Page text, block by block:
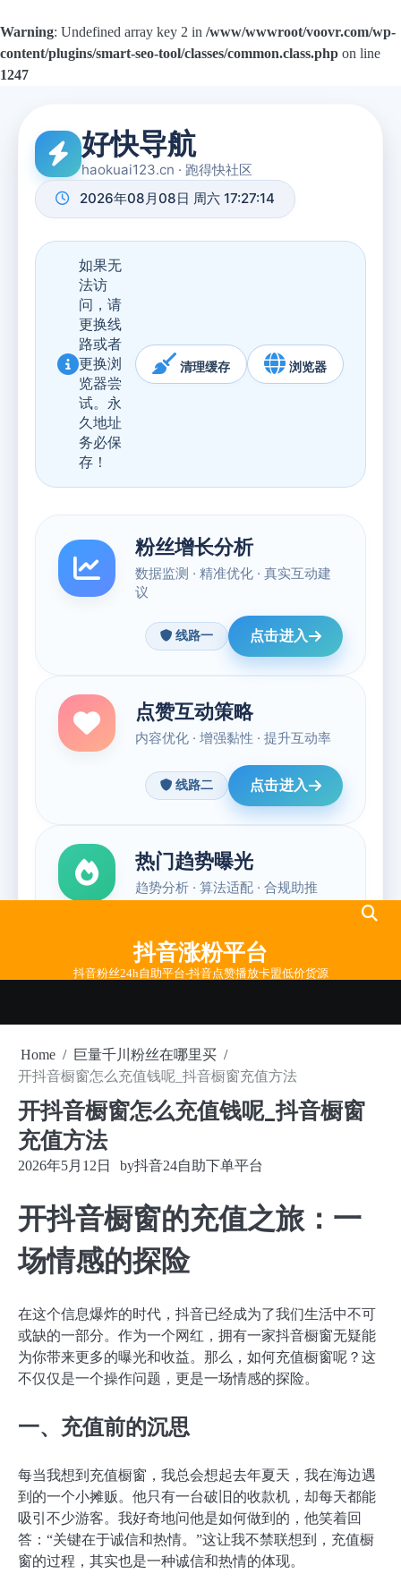
Warning: Undefined array key 2 in /www/wwwroot/voovr.com/wp-
content/plugins/smart-seo-tool/classes/common.class.php on line
1247
抖音涨粉平台
抖音粉丝24h自助平台-抖音点赞播放卡盟低价货源
Home
巨量千川粉丝在哪里买
开抖音橱窗怎么充值钱呢_抖音橱窗充值方法
开抖音橱窗怎么充值钱呢_抖音橱窗
充值方法
2026年5月12日 by抖音24自助下单平台
开抖音橱窗的充值之旅：一
场情感的探险
在这个信息爆炸的时代，抖音已经成为了我们生活中不可
或缺的一部分。作为一个网红，拥有一家抖音橱窗无疑能
为你带来更多的曝光和收益。那么，如何充值橱窗呢？这
不仅仅是一个操作问题，更是一场情感的探险。
一、充值前的沉思
每当我想到充值橱窗，我总会想起去年夏天，我在海边遇
到的一个小摊贩。他只有一台破旧的收款机，却每天都能
吸引不少游客。我好奇地问他是如何做到的，他笑着回
答：“关键在于诚信和热情。”这让我不禁联想到，充值橱
窗的过程，其实也是一种诚信和热情的体现。